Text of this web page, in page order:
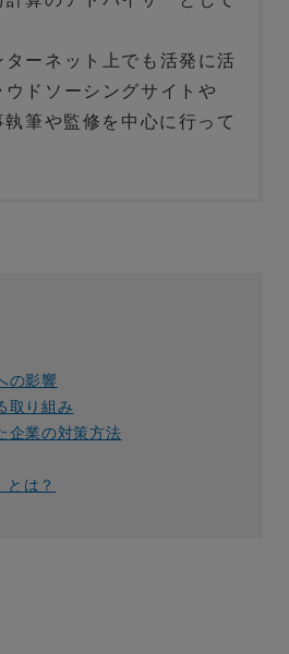
ターネット上でも活発に活
ドソーシングサイトや
筆や監修を中心に行って
の影響
取り組み
企業の対策方法
は？